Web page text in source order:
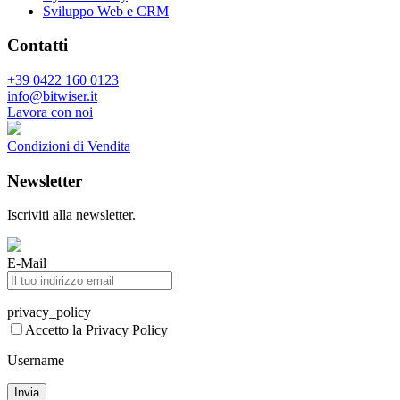
Sviluppo Web e CRM
Contatti
+39 0422 160 0123
info@bitwiser.it
Lavora con noi
Condizioni di Vendita
Newsletter
Iscriviti alla newsletter.
E-Mail
privacy_policy
Accetto la Privacy Policy
Username
Invia